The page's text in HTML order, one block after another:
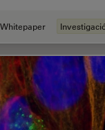
Whitepaper